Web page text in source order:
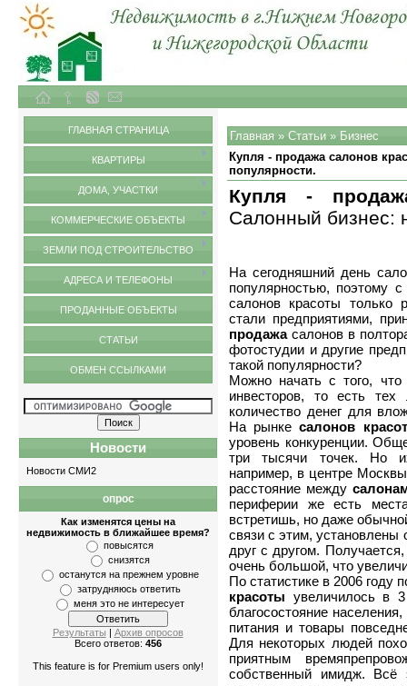
ГЛАВНАЯ СТРАНИЦА
КВАРТИРЫ
ДОМА, УЧАСТКИ
КОММЕРЧЕСКИЕ ОБЪЕКТЫ
ЗЕМЛИ ПОД СТРОИТЕЛЬСТВО
АДРЕСА И ТЕЛЕФОНЫ
ПРОДАННЫЕ ОБЪЕКТЫ
СТАТЬИ
ОБМЕН ССЫЛКАМИ
Новости
Новости СМИ2
опрос
Как изменятся цены на
недвижимость в ближайшее время?
повысятся
снизятся
останутся на прежнем уровне
затрудняюсь ответить
меня это не интересует
Результаты | Архив опросов
Всего ответов: 456
This feature is for Premium users only!
Главная » Статьи » Бизнес
Купля - продажа салонов
популярности.
Купля -
Салонный бизнес:
На сегодняшний день
популярностью, поэтому
салонов красоты только
стали предприятиями,
продажасалонов в
фотостудии и другие
такой популярности?
Можно начать с того,
инвесторов, то есть тех
количество денег для
На рынкесалонов
уровень конкуренции.
три тысячи точек. Но
например, в центре
расстояние между
периферии же есть
встретишь, но даже
связи с этим, установлены
друг с другом.
очень большой, что
По статистике в 2006 году
красоты увеличилось в
благосостояние
питания и товары
Для некоторых людей
приятным
собственный имидж.
Квартиры-однокомнатные ,